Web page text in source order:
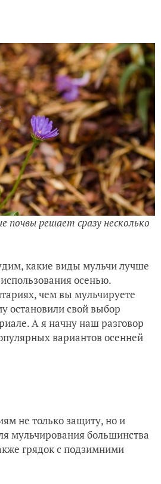
почвы решает сразу несколько
какие виды мульчи лучше
осенью.
чем вы мульчируете
остановили свой выбор
А я начну наш разговор
вариантов осенней
не только защиту, но и
мульчирования большинства
грядок с подзимними